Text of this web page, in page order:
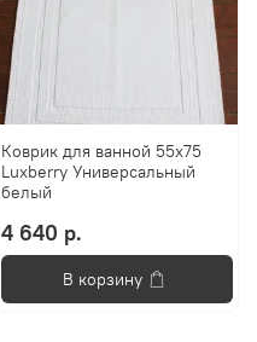
Коврик для ванной 55х75
Luxberry Универсальный
белый
4 640 р.
В корзину